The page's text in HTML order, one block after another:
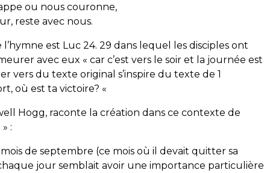
ou nous couronne,
reste avec nous.
est Luc 24. 29 dans lequel les disciples ont
avec eux « car c’est vers le soir et la journée est
vers du texte original s’inspire du texte de 1
où est ta victoire? «
Hogg, raconte la création dans ce contexte de
:
mois de septembre (ce mois où il devait quitter sa
jour semblait avoir une importance particulière